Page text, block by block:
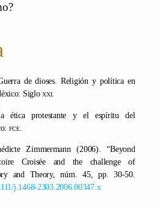
de dioses. Religión y política en
Sigloxxi.
ética protestante y el espíritu del
fce.
Zimmermann (2006). “Beyond
Croisée and the challenge of
and Theory, núm. 45, pp. 30-50.
j.1468-2303.2006.00347.x